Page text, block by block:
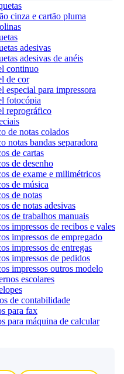
cinza e cartão pluma
adesivas
adesivas de anéis
continuo
de cor
especial para impressora
fotocópia
reprográfico
de notas colados
notas bandas separadora
de cartas
de desenho
de exame e milimétricos
de música
de notas
de notas adesivas
de trabalhos manuais
impressos de recibos e vales
impressos de empregado
impressos de entregas
impressos de pedidos
impressos outros modelo
escolares
de contabilidade
para fax
para máquina de calcular